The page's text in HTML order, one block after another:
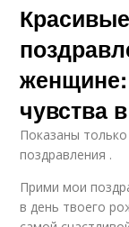
женщине:
чувства
Показаны
поздравления .
Прими мои
в день твоего